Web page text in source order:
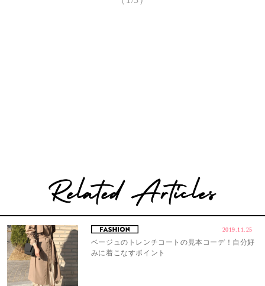
2019.11.25
ベージュのトレンチコートの見本コーデ！自分好
みに着こなすポイント